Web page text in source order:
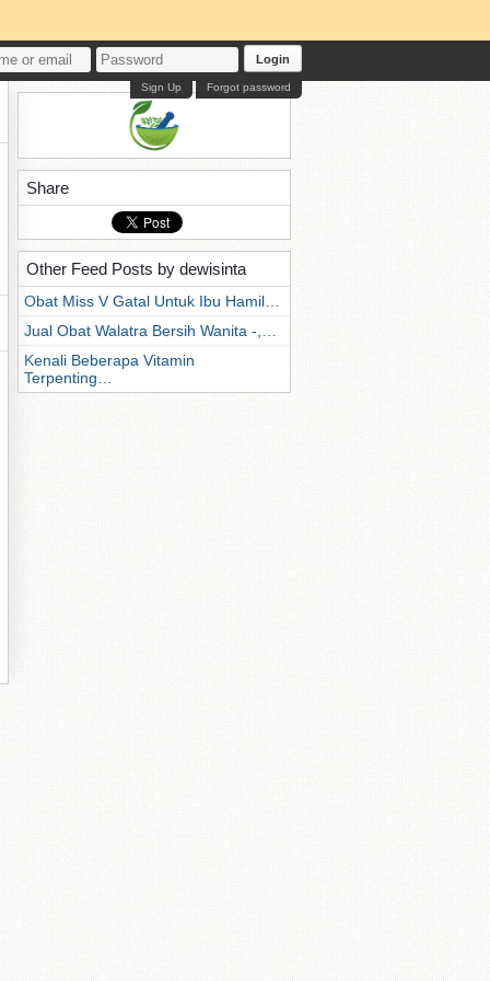
Login
Forgot password
Sign Up
Share
Other Feed Posts by dewisinta
Obat Miss V Gatal Untuk Ibu Hamil…
Jual Obat Walatra Bersih Wanita -,…
Kenali Beberapa Vitamin
Terpenting…